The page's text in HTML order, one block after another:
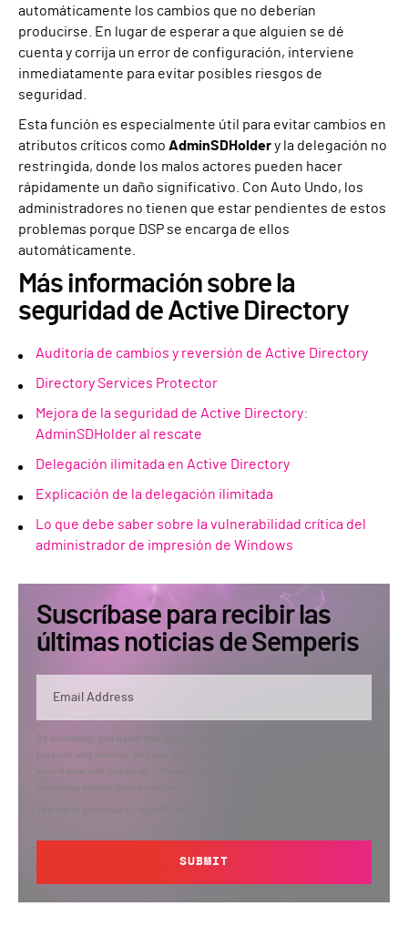
automáticamente los cambios que no deberían
producirse. En lugar de esperar a que alguien se dé
cuenta y corrija un error de configuración, interviene
inmediatamente para evitar posibles riesgos de
seguridad.
Esta función es especialmente útil para evitar cambios en
atributos críticos como AdminSDHoldery la delegación no
restringida, donde los malos actores pueden hacer
rápidamente un daño significativo. Con Auto Undo, los
administradores no tienen que estar pendientes de estos
problemas porque DSP se encarga de ellos
automáticamente.
Más información sobre la
seguridad de Active Directory
Auditoría de cambios y reversión de Active Directory
Directory Services Protector
Mejora de la seguridad de Active Directory:
AdminSDHolder al rescate
Delegación ilimitada en Active Directory
Explicación de la delegación ilimitada
Lo que debe saber sobre la vulnerabilidad crítica del
administrador de impresión de Windows
Suscríbase para recibir las
últimas noticias de Semperis
By submitting, you agree that Semperis may send you information regarding its
products and services, and use and process your personal information in
accordance with Semperis’
contacting privacy@semperis.com.
This site is protected by reCAPTCHA.
SUBMIT